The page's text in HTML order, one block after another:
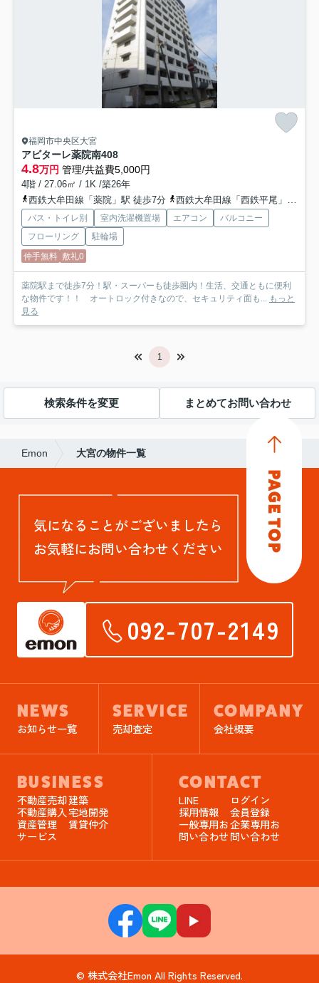
福岡市中央区大宮
アビターレ薬院南408
4.8万円 管理/共益費5,000円
4階 / 27.06㎡ / 1K /築26年
西鉄大牟田線「薬院」駅 徒歩7分
西鉄大牟田線「西鉄平尾」駅 徒歩9分
バス・トイレ別 室内洗濯機置場 エアコン
バルコニー
フローリング
駐輪場
仲手無料 敷礼0
薬院駅まで徒歩7分！駅・スーパーも徒歩圏内！生活、交通ともに便利
な物件です！！ オートロック付きなので、セキュリティ面も... もっと
見る
1
検索条件を変更 まとめてお問い合わせ
Emon 大宮の物件一覧
気になることがございましたら
お気軽にお問い合わせください
092-707-2149
NEWS
お知らせ一覧
SERVICE
売却査定
COMPANY
会社概要
BUSINESS
不動産売却建築
不動産購入宅地開発
資産管理
サービス
賃貸仲介
CONTACT
LINE
ログイン
採用情報
会員登録
一般専用お
問い合わせ
企業専用お
問い合わせ
© 株式会社Emon All Rights Reserved.